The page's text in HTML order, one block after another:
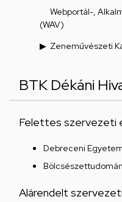
Webportál-,
(WAV)
Zeneművészeti
BTK Dékáni
Felettes szervezeti
Debreceni
Alárendelt